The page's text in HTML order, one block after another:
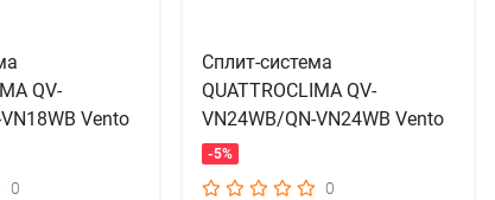
QV-
Vento
0
Сплит-система
QUATTROCLIMA QV-
VN24WB/QN-VN24WB Vento
-5%
0